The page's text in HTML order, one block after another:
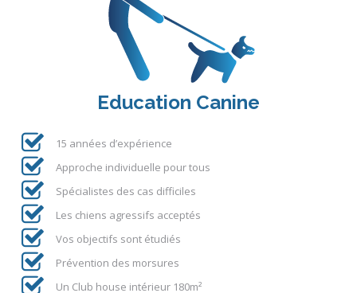
Education Canine
15 années d’expérience
Approche individuelle pour tous
Spécialistes des cas difficiles
Les chiens agressifs acceptés
Vos objectifs sont étudiés
Prévention des morsures
Un Club house intérieur 180m²